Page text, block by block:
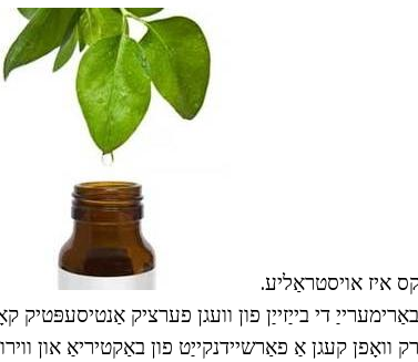
איז אויסטראַליע.
די בייַזייַן פון וועגן פערציק אַנטיסעפּטיק